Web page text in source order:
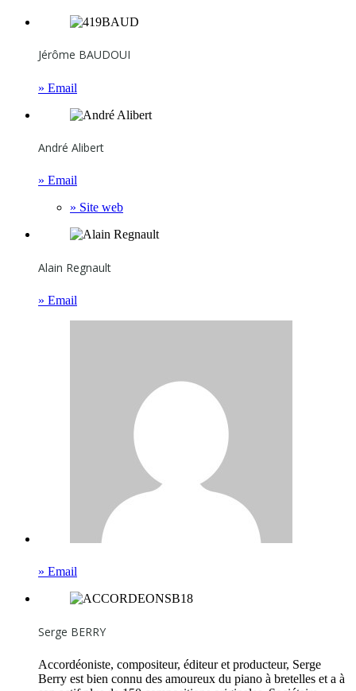
Jérôme BAUDOUI
» Email
André Alibert
» Email
» Site web
Alain Regnault
» Email
» Email
Serge BERRY
Accordéoniste, compositeur, éditeur et producteur, Serge
Berry est bien connu des amoureux du piano à bretelles et a à